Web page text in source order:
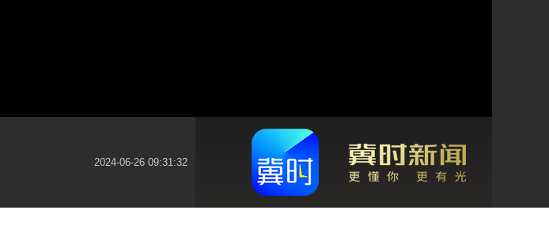
2024-06-26 09:31:32